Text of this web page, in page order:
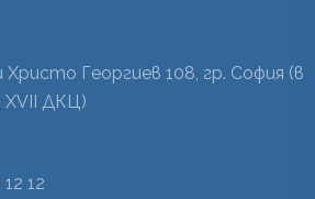
Христо Георгиев 108, гр. София (в
XVII ДКЦ)
12